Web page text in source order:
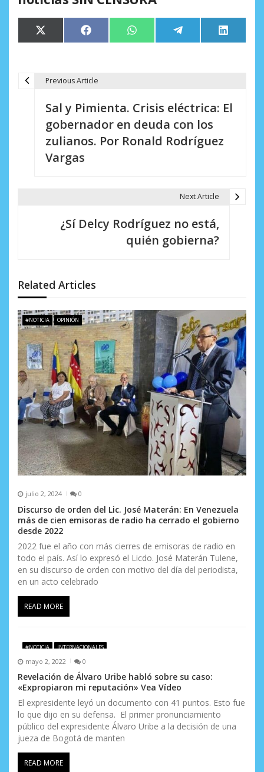
Compartir
en
X
(Twitter)
Compartir
en
Facebook Compartir
en
WhatsApp Compartir
en
Telegram
en
LinkedIn
n
d
e
e
n
t
r
a
d
a
s
Previous Article
Sal y Pimienta. Crisis eléctrica: El
gobernador en deuda con los
zulianos. Por Ronald Rodríguez
Vargas
Next Article
¿Sí Delcy Rodríguez no está,
quién gobierna?
Related Articles
#NOTICIA OPINIÓN
julio 2, 2024 0
Discurso de orden del Lic. José Materán: En Venezuela
más de cien emisoras de radio ha cerrado el gobierno
desde 2022
2022 fue el año con más cierres de emisoras de radio en
todo el país. Así lo expresó el Licdo. José Materán Tulene,
en su discurso de orden con motivo del día del periodista,
en un acto celebrado
READ MORE
#NOTICIA INTERNACIONALES
mayo 2, 2022 0
Revelación de Álvaro Uribe habló sobre su caso:
«Expropiaron mi reputación» Vea Vídeo
El expresidente leyó un documento con 41 puntos. Esto fue
lo que dijo en su defensa. El primer pronunciamiento
público del expresidente Álvaro Uribe a la decisión de una
jueza de Bogotá de manten
READ MORE